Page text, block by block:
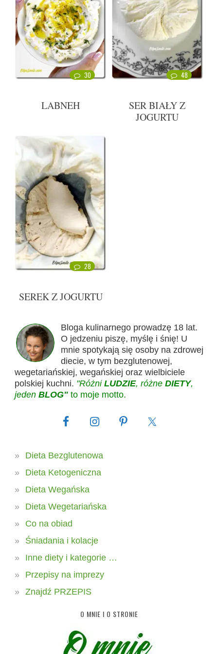
30
LABNEH
48
SER BIAŁY Z
JOGURTU
28
SEREK Z JOGURTU
Bloga kulinarnego prowadzę 18 lat.
O jedzeniu piszę, myślę i śnię! U
mnie spotykają się osoby na zdrowej
diecie, w tym bezglutenowej,
wegetariańskiej, wegańskiej oraz wielbiciele
polskiej kuchni. "Różni LUDZIE, różne DIETY,
jeden BLOG" to moje motto.
Dieta Bezglutenowa
Dieta Ketogeniczna
Dieta Wegańska
Dieta Wegetariańska
Co na obiad
Śniadania i kolacje
Inne diety i kategorie …
Przepisy na imprezy
Znajdź PRZEPIS
O MNIE I O STRONIE